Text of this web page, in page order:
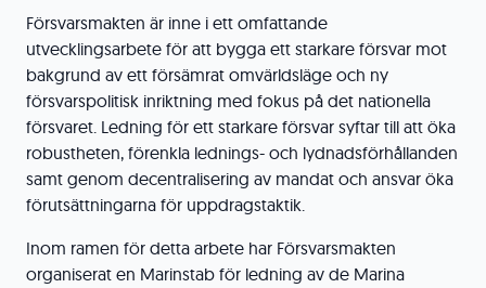
Försvarsmakten är inne i ett omfattande
utvecklingsarbete för att bygga ett starkare försvar mot
bakgrund av ett försämrat omvärldsläge och ny
försvarspolitisk inriktning med fokus på det nationella
försvaret. Ledning för ett starkare försvar syftar till att öka
robustheten, förenkla lednings- och lydnadsförhållanden
samt genom decentralisering av mandat och ansvar öka
förutsättningarna för uppdragstaktik.
Inom ramen för detta arbete har Försvarsmakten
organiserat en Marinstab för ledning av de Marina